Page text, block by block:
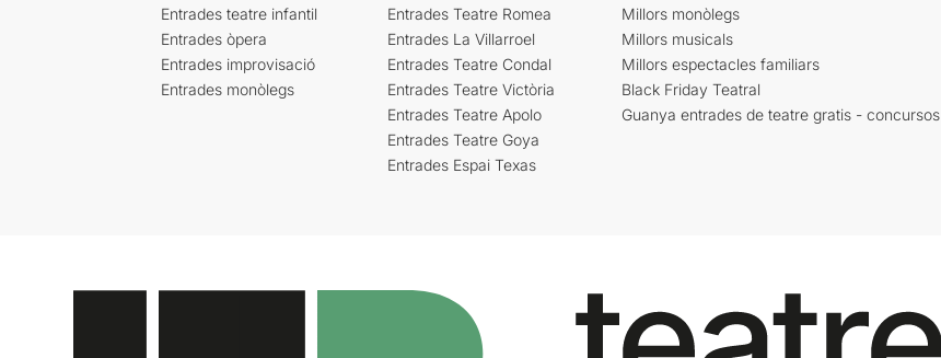
Entrades teatre infantil
Entrades òpera
Entrades improvisació
Entrades monòlegs
Entrades Teatre Romea
Entrades La Villarroel
Entrades Teatre Condal
Entrades Teatre Victòria
Entrades Teatre Apolo
Entrades Teatre Goya
Entrades Espai Texas
Millors monòlegs
Millors musicals
Millors espectacles familiars
Black Friday Teatral
Guanya entrades de teatre gratis - concursos